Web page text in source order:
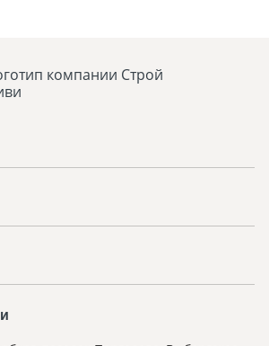
Лимит кредита
регионы)
с 1 октября (проект)
₽для семей с 3+ детьми;с 1
регионы)